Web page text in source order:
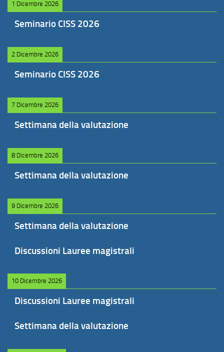
1 Dicembre 2026
Seminario CISS 2026
2 Dicembre 2026
Seminario CISS 2026
7 Dicembre 2026
Settimana della valutazione
8 Dicembre 2026
Settimana della valutazione
9 Dicembre 2026
Settimana della valutazione
Discussioni Lauree magistrali
10 Dicembre 2026
Discussioni Lauree magistrali
Settimana della valutazione